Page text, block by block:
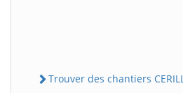
Trouver des chantiers